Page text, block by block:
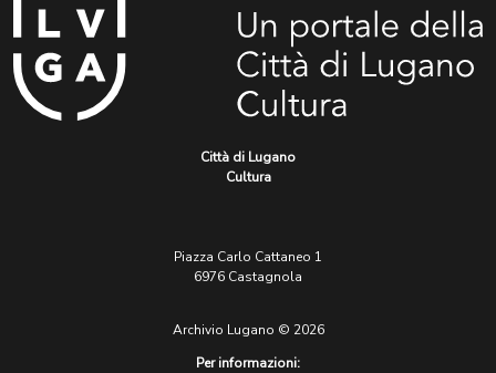
Città di Lugano
Cultura
Piazza Carlo Cattaneo 1
6976 Castagnola
Archivio Lugano © 2026
Per informazioni: